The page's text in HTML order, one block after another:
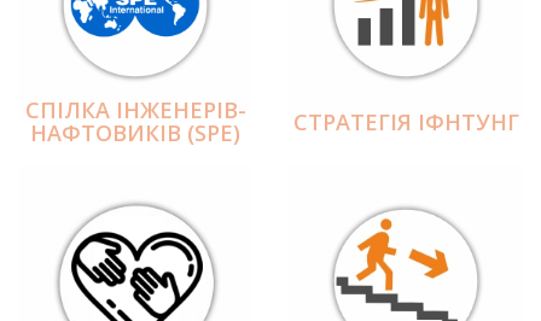
СПІЛКА ІНЖЕНЕРІВ-
НАФТОВИКІВ (SPE) СТРАТЕГІЯ ІФНТУНГ